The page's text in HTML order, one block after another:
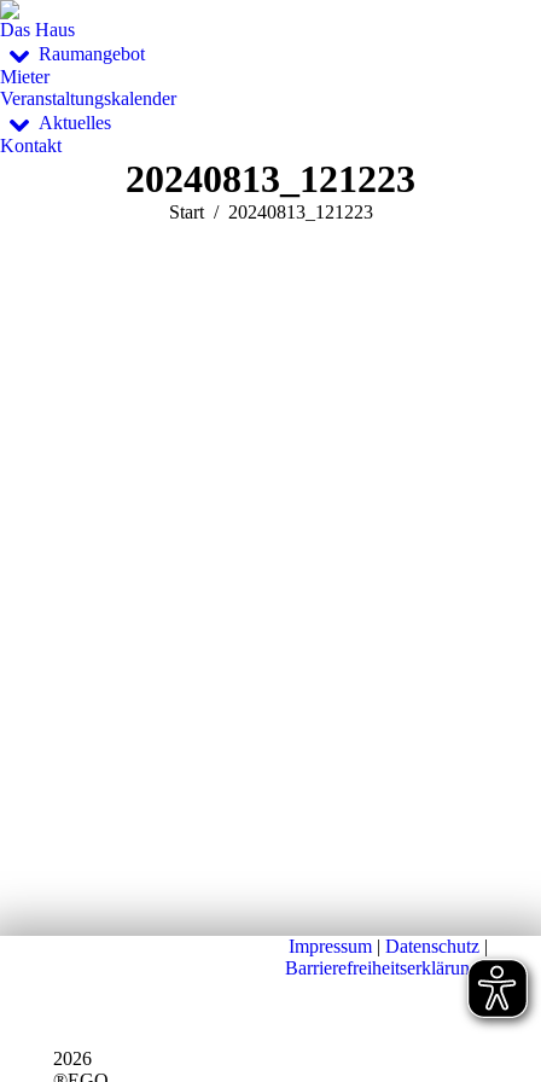
Das Haus
Raumangebot
Mieter
Veranstaltungskalender
Aktuelles
Kontakt
20240813_121223
Sie befinden sich hier:
Start 20240813_121223
2026
Impressum | Datenschutz |
Barrierefreiheitserklärung|